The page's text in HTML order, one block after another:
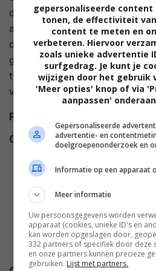
diertjes met een hoge
alleen nog maar gevaarlijke,
de dingen een wending als de
geleid door de insectenexpert
tumultueuze opstand
vriendjes te beschermen.
Regie
Cast
Kevin Kline,
John Cleese,
Cynthia
Maria Aitken
Hogan.
gepersonaliseerde
tonen, de effectiviteit
content te meten en
verbeteren. Hiervoor
zoals unieke advertentie
surfgedrag. Je kunt je
wijzigen door het gebruik
'Meer opties' knop of via
aanpassen'
Gepersonaliseerde
advertentie- en
doelgroepenonderzoek en
Informatie op een apparaat
Meer informatie
Uw persoonsgegevens worden
apparaat (cookies, unieke ID's en
kan worden opgeslagen door,
332 partners of specifiek door deze
en onze partners kunnen precieze
gebruiken. Lijst met partners.